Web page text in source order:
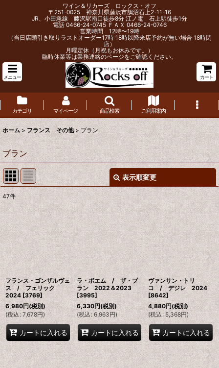
ワイン＆リカーズ ロックス・オフ
〒251-0025 神奈川県藤沢市鵠沼石上2-11-16
JR、小田急線 藤沢駅南口徒歩8分 江ノ電 石上駅徒歩1分
電話 0466-24-0745 ＦＡＸ 0466-24-0746
営業時間 12時〜19時
（当日店頭引き取りラストオーダー17時 18時以降来店予約が無い場合 18時閉
店）
月曜定休（月祝もお休みです。）
臨時休業等は業務連絡のページをご確認ください。
メニュー カート
カテゴリ マイページ 商品検索 ご利用案内
ホーム > フランス その他 > ブラン
ブラン
表示順変更
表示数 :
並び順 :
絞り込む
47件
フランス・ゴンザルヴェ
ス / フェリック
2024 [3769]
6,980円(税別)
(税込: 7,678円)
カートに入れる
ラ・ボエム / ザ・ブ
ラン 2022＆2023
[3995]
6,330円(税別)
(税込: 6,963円)
カートに入れる
ヴァンサン・トリ
コ / デジレ 2024
[8642]
4,880円(税別)
(税込 : 5,368円)
カートに入れる